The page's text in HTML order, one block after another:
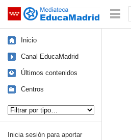
Saltar navegación
Inicio
Canal EducaMadrid
Últimos contenidos
Centros
Inicia sesión para aportar